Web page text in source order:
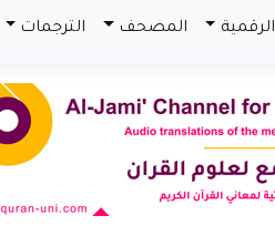
المصحف الترجمات